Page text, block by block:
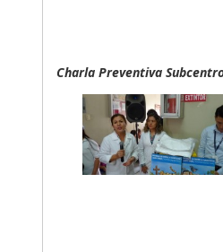
Charla Preventiva